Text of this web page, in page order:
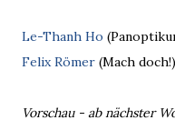
Le-Thanh Ho
Felix Römer (Mach doch!)
Vorschau - ab nächster